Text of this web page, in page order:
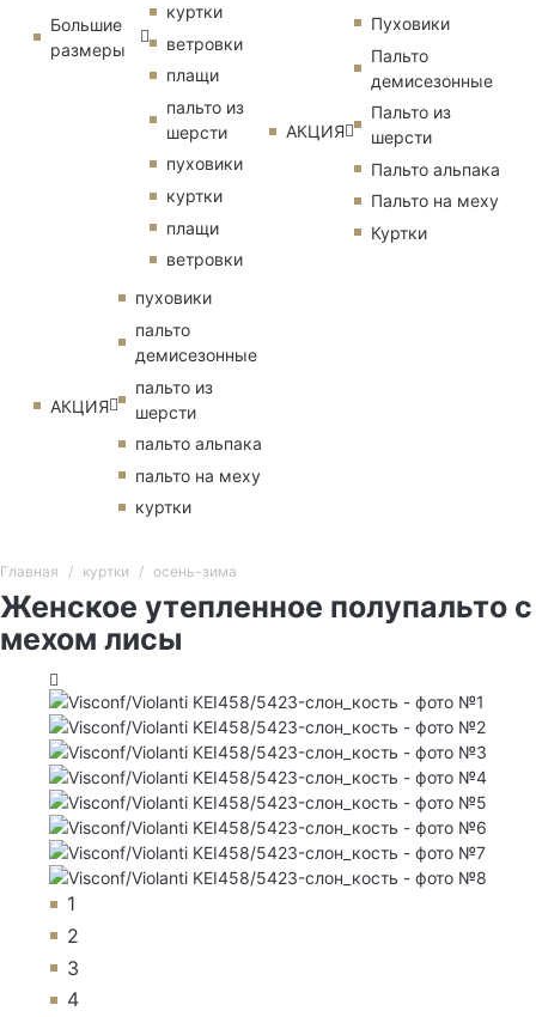
Большие
размеры
куртки
ветровки
плащи
пальто из
шерсти
пуховики
куртки
плащи
ветровки
АКЦИЯ
пуховики
пальто
демисезонные
пальто из
шерсти
пальто альпака
пальто на меху
куртки
АКЦИЯ
Пуховики
Пальто
демисезонные
Пальто из
шерсти
Пальто альпака
Пальто на меху
Куртки
Главная куртки осень-зима
Женское утепленное полупальто с
мехом лисы
1
2
3
4